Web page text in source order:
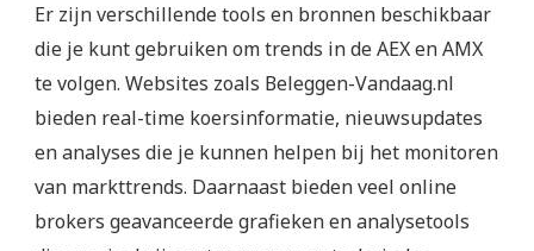
Er zijn verschillende tools en bronnen beschikbaar
die je kunt gebruiken om trends in de AEX en AMX
te volgen. Websites zoals Beleggen-Vandaag.nl
bieden real-time koersinformatie, nieuwsupdates
en analyses die je kunnen helpen bij het monitoren
van markttrends. Daarnaast bieden veel online
brokers geavanceerde grafieken en analysetools